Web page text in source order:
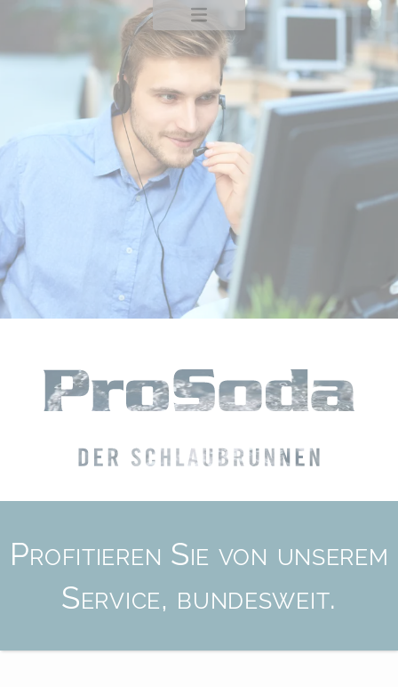
Startseite
Produkte
Service
Kontakt
CO2
Pro­fi­tie­ren Sie von un­ser­em
Ser­vice, bun­des­weit.